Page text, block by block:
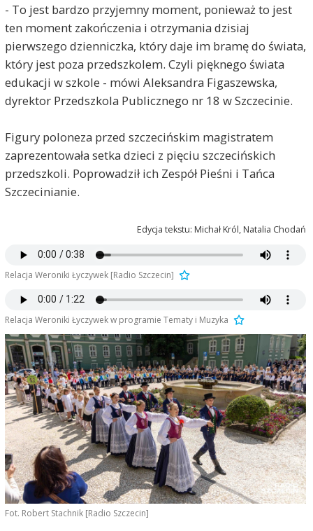
- To jest bardzo przyjemny moment, ponieważ to jest
ten moment zakończenia i otrzymania dzisiaj
pierwszego dzienniczka, który daje im bramę do świata,
który jest poza przedszkolem. Czyli pięknego świata
edukacji w szkole - mówi Aleksandra Figaszewska,
dyrektor Przedszkola Publicznego nr 18 w Szczecinie.
Figury poloneza przed szczecińskim magistratem
zaprezentowała setka dzieci z pięciu szczecińskich
przedszkoli. Poprowadził ich Zespół Pieśni i Tańca
Szczecinianie.
Edycja tekstu: Michał Król, Natalia Chodań
Relacja Weroniki Łyczywek [Radio Szczecin]
Relacja Weroniki Łyczywek w programie Tematy i Muzyka
Fot. Robert Stachnik [Radio Szczecin]